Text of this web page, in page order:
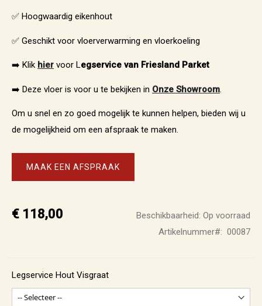
✅ Hoogwaardig eikenhout
✅ Geschikt voor vloerverwarming en vloerkoeling
➡️ Klik hier voor Legservice van Friesland Parket
➡️ Deze vloer is voor u te bekijken in Onze Showroom
Om u snel en zo goed mogelijk te kunnen helpen, bieden wij u
de mogelijkheid om een afspraak te maken.
MAAK EEN AFSPRAAK
€ 118,00 Beschikbaarheid: Op voorraad
Artikelnummer
00087
Legservice Hout Visgraat